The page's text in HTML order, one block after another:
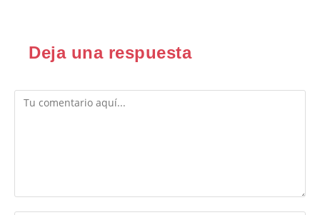
Deja una respuesta
Comentario